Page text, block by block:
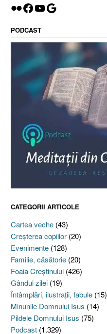
Flickr
Facebook
YouTube
Google
PODCAST
CATEGORII ARTICOLE
Cartea veche (43)
Creşterea copiilor (20)
Evenimente (128)
Familie, căsătorie (20)
Foaia Creştinului (426)
Gândul zilei (19)
Întâmplări, ilustraţii, fabule (15)
Minunile Domnului Isus (14)
Pildele Domnului Isus (75)
Podcast (1.329)